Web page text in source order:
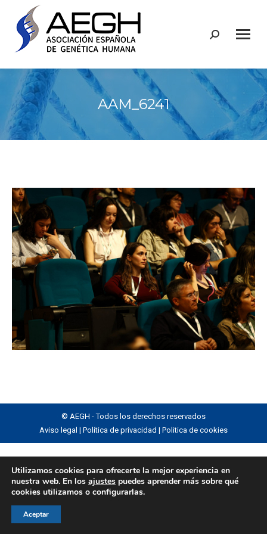
Buscar:
AAM_6241
© AEGH - Todos los derechos reservados
Aviso legal | Política de privacidad | Politica de cookies
Utilizamos cookies para ofrecerte la mejor experiencia en
nuestra web. En los ajustes puedes aprender más sobre qué
cookies utilizamos o configurarlas.
Aceptar